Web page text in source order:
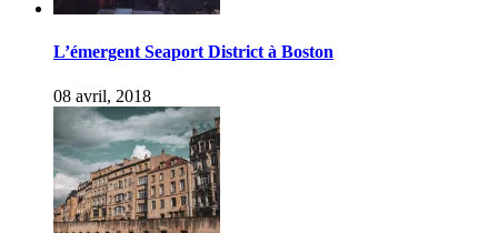
L’émergent Seaport District à Boston
08 avril, 2018